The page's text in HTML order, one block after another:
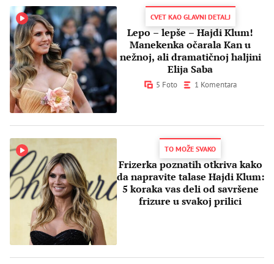
CVET KAO GLAVNI DETALJ
Lepo – lepše – Hajdi Klum!
Manekenka očarala Kan u
nežnoj, ali dramatičnoj haljini
Elija Saba
5 Foto 1 Komentara
TO MOŽE SVAKO
Frizerka poznatih otkriva kako
da napravite talase Hajdi Klum:
5 koraka vas deli od savršene
frizure u svakoj prilici